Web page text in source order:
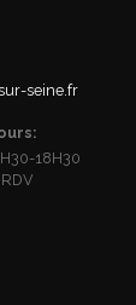
seine.fr
18H30